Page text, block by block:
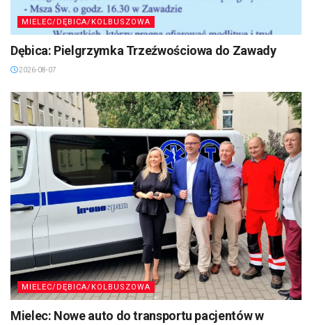
MIELEC/DĘBICA/KOLBUSZOWA
Dębica: Pielgrzymka Trzeźwościowa do Zawady
2026-08-07
MIELEC/DĘBICA/KOLBUSZOWA
Mielec: Nowe auto do transportu pacjentów w